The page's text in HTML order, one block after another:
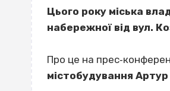
Цього року міська
набережної від вул.
Про це на
містобудування Артур